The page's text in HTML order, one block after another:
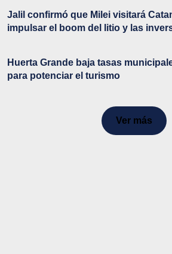
Jalil confirmó que Milei visitará
impulsar el boom del litio y las
Huerta Grande baja tasas
para potenciar el turismo
Ver más